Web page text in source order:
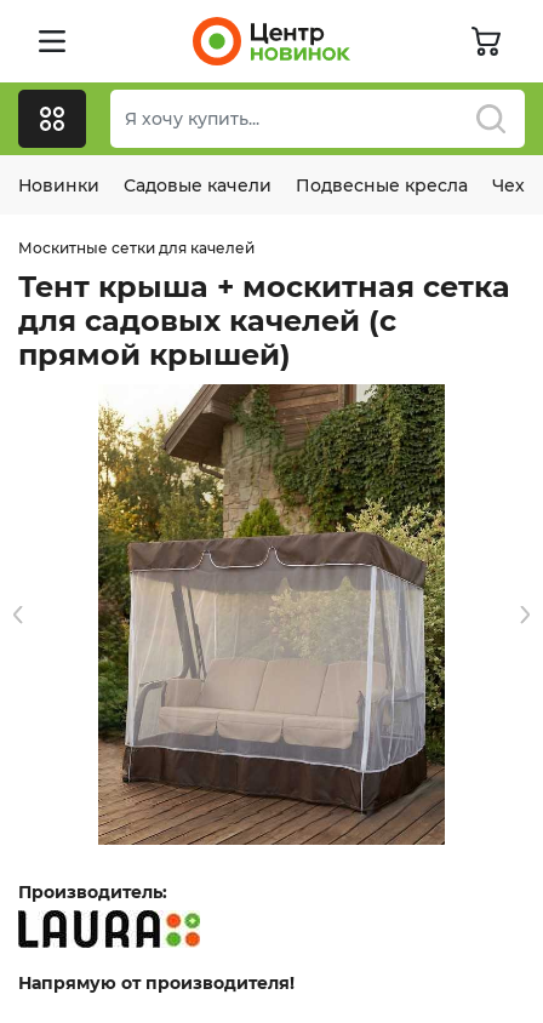
Новинки Садовые качели Подвесные кресла
Москитные сетки для качелей
Тент крыша + москитная сетка
для садовых качелей (с
прямой крышей)
Производитель:
Напрямую от производителя!